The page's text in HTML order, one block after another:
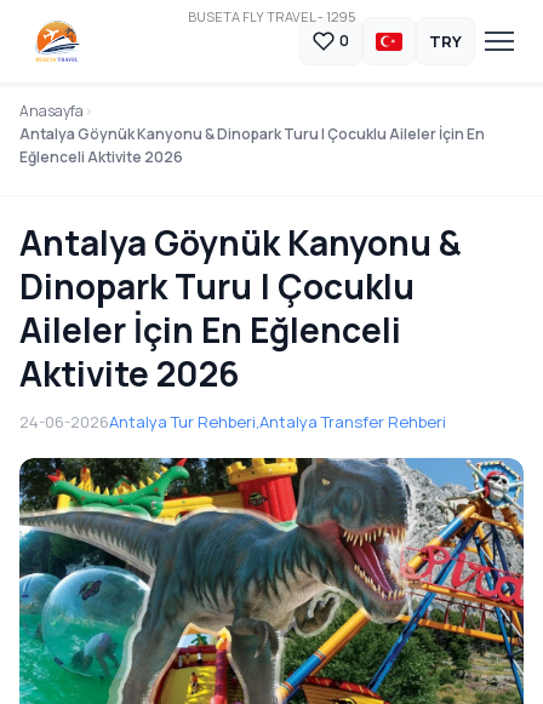
BUSETA FLY TRAVEL - 1295
0 TRY
Anasayfa
Antalya Göynük Kanyonu & Dinopark Turu | Çocuklu Aileler İçin En
Eğlenceli Aktivite 2026
Antalya Göynük Kanyonu &
Dinopark Turu | Çocuklu
Aileler İçin En Eğlenceli
Aktivite 2026
24-06-2026Antalya Tur Rehberi,Antalya Transfer Rehberi